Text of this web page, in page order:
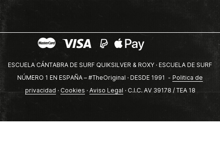
ESCUELA CÁNTABRA DE SURF QUIKSILVER & ROXY · ESCUELA DE SURF
NÚMERO 1 EN ESPAÑA – #TheOriginal · DESDE 1991 - Politica de
privacidad · Cookies · Aviso Legal · C.I.C. AV 39178 / TEA 18